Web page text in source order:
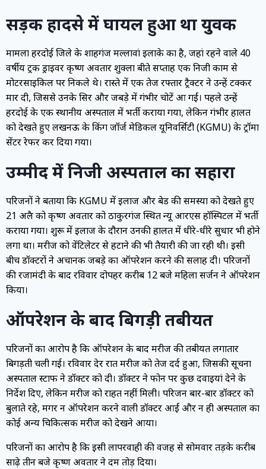
सड़क हादसे में घायल हुआ था युवक
मामला हरदोई जिले के शाहगंज मल्लावां इलाके का है, जहां रहने वाले 40
वर्षीय ट्रक ड्राइवर कृष्ण अवतार शुक्ला बीते सप्ताह एक निजी काम से
मोटरसाइकिल पर निकले थे। रास्ते में एक तेज रफ्तार ट्रैक्टर ने उन्हें टक्कर
मार दी, जिससे उनके सिर और जबड़े में गंभीर चोटें आ गईं। पहले उन्हें
हरदोई के एक स्थानीय अस्पताल में भर्ती कराया गया, लेकिन गंभीर हालत
को देखते हुए लखनऊ के किंग जॉर्ज मेडिकल यूनिवर्सिटी (KGMU) के ट्रॉमा
सेंटर रेफर कर दिया गया।
उम्मीद में निजी अस्पताल का सहारा
परिजनों ने बताया कि KGMU में इलाज और बेड की समस्या को देखते हुए
21 अप्रैल को कृष्ण अवतार को ठाकुरगंज स्थित न्यू आरएस हॉस्पिटल में भर्ती
कराया गया। शुरू में इलाज के दौरान उनकी हालत में धीरे-धीरे सुधार भी होने
लगा था। मरीज को वेंटिलेटर से हटाने की भी तैयारी की जा रही थी। इसी
बीच डॉक्टरों ने अचानक जबड़े का ऑपरेशन करने की सलाह दी। परिजनों
की रजामंदी के बाद रविवार दोपहर करीब 12 बजे महिला सर्जन ने ऑपरेशन
किया।
ऑपरेशन के बाद बिगड़ी तबीयत
परिजनों का आरोप है कि ऑपरेशन के बाद मरीज की तबीयत लगातार
बिगड़ती चली गई। रविवार देर रात मरीज को तेज दर्द हुआ, जिसकी सूचना
अस्पताल स्टाफ ने डॉक्टर को दी। डॉक्टर ने फोन पर कुछ दवाइयां देने के
निर्देश दिए, लेकिन मरीज को राहत नहीं मिली। परिजन बार-बार डॉक्टर को
बुलाते रहे, मगर न ऑपरेशन करने वाली डॉक्टर आईं और न ही अस्पताल का
कोई अन्य चिकित्सक मरीज को देखने आया।
परिजनों का आरोप है कि इसी लापरवाही की वजह से सोमवार तड़के करीब
साढ़े तीन बजे कृष्ण अवतार ने दम तोड़ दिया।